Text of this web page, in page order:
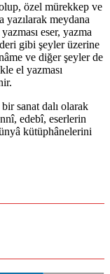
özel mürekkep ve
yazılarak meydana
eser, yazma
gibi şeyler üzerine
ve diğer şeyler de
el yazması
sanat dalı olarak
edebî, eserlerin
kütüphânelerini